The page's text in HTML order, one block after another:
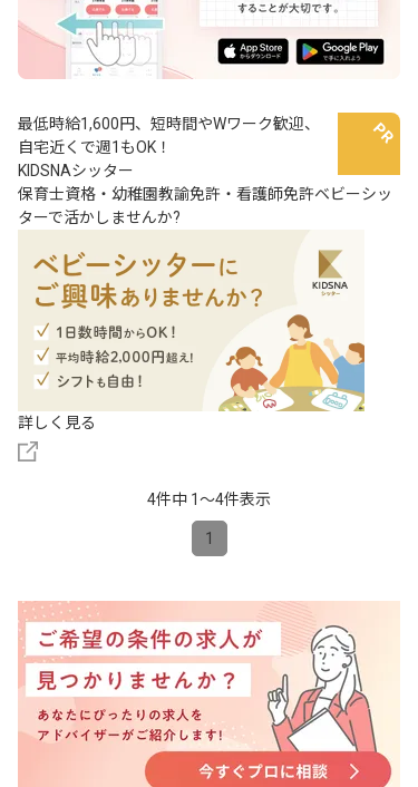
最低時給1,600円、短時間やWワーク歓迎、
自宅近くで週1もOK！
KIDSNAシッター
保育士資格・幼稚園教諭免許・看護師免許ベビーシッ
ターで活かしませんか?
詳しく見る
4件中 1〜4件表示
1